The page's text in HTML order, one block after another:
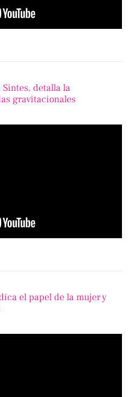
detalla la
gravitacionales
el papel de la mujer y